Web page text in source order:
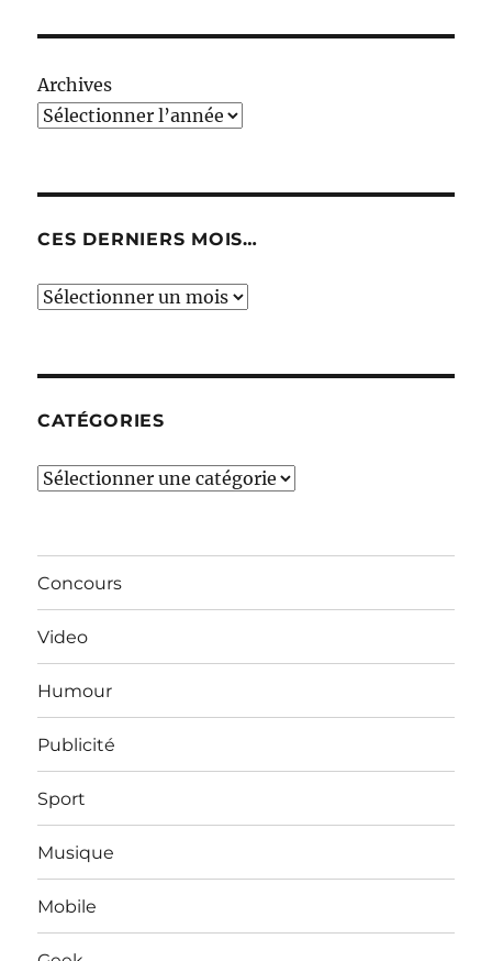
Archives
CES DERNIERS MOIS…
Ces
CATÉGORIES
Catégories
Concours
Video
Humour
Publicité
Sport
Musique
Mobile